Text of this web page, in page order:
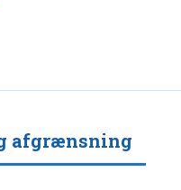
afgrænsning